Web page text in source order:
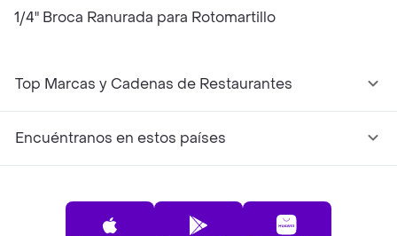
1/4" Broca Ranurada para Rotomartillo
Top Marcas y Cadenas de Restaurantes
Encuéntranos en estos países